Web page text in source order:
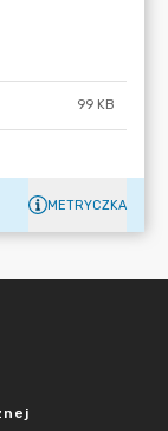
99 KB
METRYCZKA